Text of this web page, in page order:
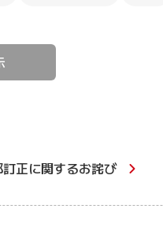
正に関するお詫び